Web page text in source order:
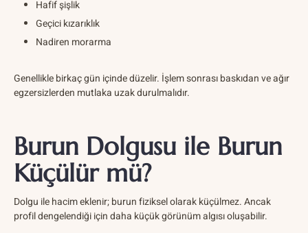
Hafif şişlik
Geçici kızarıklık
Nadiren morarma
Genellikle birkaç gün içinde düzelir. İşlem sonrası baskıdan ve ağır
egzersizlerden mutlaka uzak durulmalıdır.
Burun Dolgusu ile Burun
Küçülür mü?
Dolgu ile hacim eklenir; burun fiziksel olarak küçülmez. Ancak
profil dengelendiği için daha küçük görünüm algısı oluşabilir.